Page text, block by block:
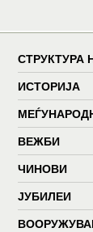
СТРУКТУРА
ИСТОРИЈА
ВЕЖБИ
ЧИНОВИ
ЈУБИЛЕИ